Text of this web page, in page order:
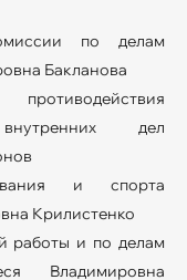
по делам
Бакланова
дел
и спорта
Крилистенко
работы и по делам
Владимировна